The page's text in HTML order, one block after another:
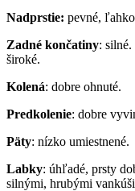
Nadprstie: pevné,
Zadné končatiny:
široké.
Kolená: dobre ohnuté.
Predkolenie: dobre
Päty: nízko umiestnené.
Labky: úhľadé, prsty
silnými, hrubými